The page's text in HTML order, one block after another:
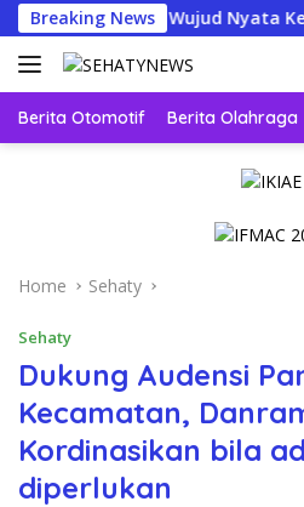
Skip
to
content
Breaking News
Wujud Nyata
Berita Otomotif Berita Olahraga
Home Sehaty
Sehaty
Dukung Audensi
Kecamatan,
Kordinasikan bila
diperlukan